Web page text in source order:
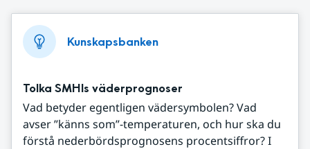
Kunskapsbanken
Tolka SMHIs väderprognoser
Vad betyder egentligen vädersymbolen? Vad
avser ”känns som”-temperaturen, och hur ska du
förstå nederbördsprognosens procentsiffror? I